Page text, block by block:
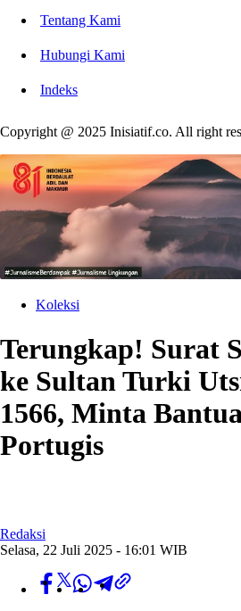
Tentang Kami
Hubungi Kami
Indeks
Copyright @ 2025 Inisiatif.co. All right
Koleksi
Terungkap! Surat
ke Sultan Turki
1566, Minta
Portugis
Redaksi
Selasa, 22 Juli 2025 - 16:01 WIB